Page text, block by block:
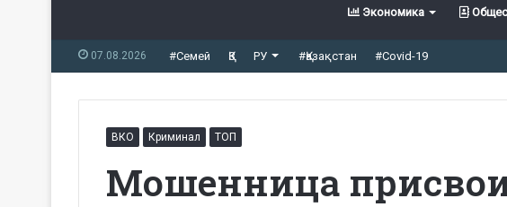
Экономика
07.08.2026 #Семей ҚЗ РУ #Қазақстан #Covid-19
ВКО Криминал ТОП
Мошенница